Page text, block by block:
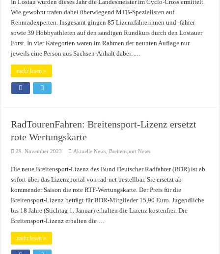
In Lostau wurden dieses Jahr die Landesmeister im Cyclo-Cross ermittelt.
Wie gewohnt trafen dabei überwiegend MTB-Spezialisten auf
Rennradexperten. Insgesamt gingen 85 Lizenzfahrerinnen und -fahrer
sowie 39 Hobbyathleten auf den sandigen Rundkurs durch den Lostauer
Forst. In vier Kategorien waren im Rahmen der neunten Auflage nur
jeweils eine Person aus Sachsen-Anhalt dabei. …
mehr lesen »
RadTourenFahren: Breitensport-Lizenz ersetzt
rote Wertungskarte
29. November 2023 Aktuelle News ,Breitensport News
Die neue Breitensport-Lizenz des Bund Deutscher Radfahrer (BDR) ist ab
sofort über das Lizenzportal von rad-net bestellbar. Sie ersetzt ab
kommender Saison die rote RTF-Wertungskarte. Der Preis für die
Breitensport-Lizenz beträgt für BDR-Mitglieder 15,90 Euro. Jugendliche
bis 18 Jahre (Stichtag 1. Januar) erhalten die Lizenz kostenfrei. Die
Breitensport-Lizenz erhalten die …
mehr lesen »